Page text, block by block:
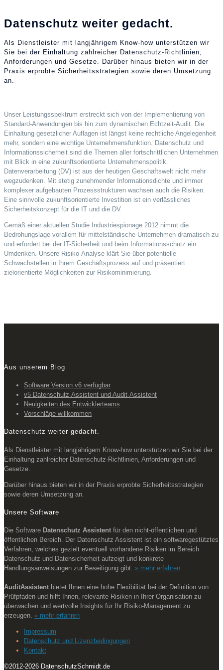
Datenschutz weiter gedacht.
Als Dienstleister mit langjährigem Know-how unterstützen wir
Sie bei der Einhaltung zahlreicher Datenschutz-Richtlinien,
Anforderungen und Gesetze. Darüber hinaus bieten wir in der
Praxis erprobte Sicherheitsstrategien sowie deren Umsetzung
an.
Unser Leistungsspektrum erstreckt sich von der Implementierung von
Standard-Anwendungen bis hin zum dynamischen Echtzeit-Audit. Die
Einhaltung gesetzlicher Auflagen ist längst keine rechtliche Angelegenheit
mehr, sondern eine wichtige Unternehmensfunktion. Datenschutz und
Informationssicherheit sind die Themen aller fortschrittlichen Unternehmen
mit Blick in eine zukunftsorientierte Unternehmenspolitik.
Datenverarbeitung (DV) ist aus der heutigen Geschäftswelt nicht mehr
wegzudenken. Mit stetig zunehmender Informationsdichte und immer
komplexer aufgebauten Prozessstrukturen wachsen auch die Risiken.
Eine sinnvolle zukunftsorientierte Investition ist ein verlässliches
Sicherheitskonzept für die IT und die DV.
Gemäß einer aktuellen Studie Industriespionage 2012 nimmt die
Bedrohungslage vorallem für mittelständische Unternehmen dramatisch zu
und erfordert bei der IT-Sicherheit und beim Informationsschutz ein
Umdenken. Unsere Risiko-Analyse klärt Sie über potentielle
Schwachstellen in Ihrem Geschäftsprozess auf und präsentiert
zielorientierte Möglichkeiten zur Risikominimierung.
Aus unserem Blog
Software Version v6 verfügbar
v5 Datenschutz-Assistent und Audit-Assistent
Neuigkeiten des Entwicklerteams
Vorschläge willkommen
Datenschutz weiter gedacht.
Als Dienstleister mit langjährigem Know-how unterstützen wir Sie bei der
Einhaltung zahlreicher Datenschutz-Richtlinien, Anforderungen und
Gesetze.
Darüber hinaus bieten wir in der Praxis erprobte Sicherheitsstrategien
sowie deren Umsetzung an.
Unsere Software
Die Software Datenschutz Assistent für den nicht-öffentlichen und
öffentlichen Bereich. Der Datenschutz Assistent ist ein softwaregestütztes
Verfahren, welches gezielt eventuell vorhandene Risiken im Bereich
Datenschutz und Datensicherheit aufzeigt und konkrete
Handlungsanweisungen zur Beseitigung gibt. » mehr erfahren
AuditAssistent bietet Ihnen eine hohe Flexibilität bei der Definition von
Prüfpfaden und hilft Ihnen, relevante Risiken in Ihrer Organisation zu
überwachen und wertvolle Insights für Ihr Risiko-Management zu
erzeugen. » mehr erfahren
Impressum
Datenschutz und Lizenzbedingungen
Kontakt
©2012-2026 DatenschutzSchmidt.de